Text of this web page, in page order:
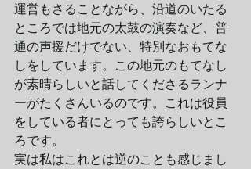
運営もさることながら、沿道のいたる
ところでは地元の太鼓の演奏など、普
通の声援だけでない、特別なおもてな
しをしています。この地元のもてなし
が素晴らしいと話してくださるランナ
ーがたくさんいるのです。これは役員
をしている者にとっても誇らしいとこ
ろです。
実は私はこれとは逆のことも感じまし